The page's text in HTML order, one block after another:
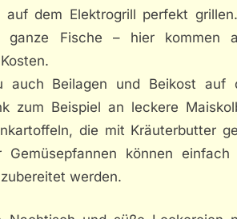
dem Elektrogrill perfekt
ganze Fische – hier kommen
auch Beilagen und Beikost auf
zum Beispiel an leckere
die mit Kräuterbutter
können einfach
werden.